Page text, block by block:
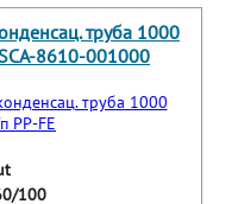
труба 1000
8610-001000
100